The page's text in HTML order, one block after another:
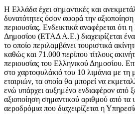
Η Ελλάδα έχει σημαντικές και
δυνατότητες όσον αφορά την αξιοποίηση
περιουσίας. Ενδεικτικά αναφέρεται ότι
Δημοσίου (ΕΤΑΔ Α.Ε.) διαχειρίζεται
το οποίο περιλαμβάνει τουριστικά
καθώς και 71.000 περίπου τίτλους
περιουσίας του Ελληνικού Δημοσίου.
στο χαρτοφυλάκιό του 10 λιμάνια με
εταιριών, τα οποία θα μπορεί να
ενώ υπάρχει αυξημένο ενδιαφέρον από
αξιοποίηση σημαντικού αριθμού από τα
αεροδρόμια που διαχειρίζεται η